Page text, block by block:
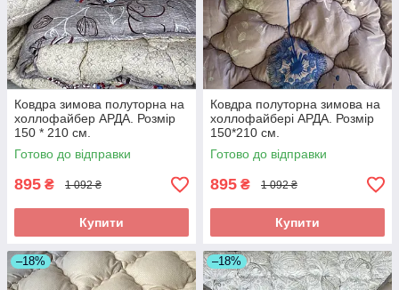
Ковдра зимова полуторна на
холлофайбер АРДА. Розмір
150 * 210 см.
Готово до відправки
895 ₴ 1 092 ₴
Купити
Ковдра полуторна зимова на
холлофайбері АРДА. Розмір
150*210 см.
Готово до відправки
895 ₴ 1 092 ₴
Купити
–18% –18%